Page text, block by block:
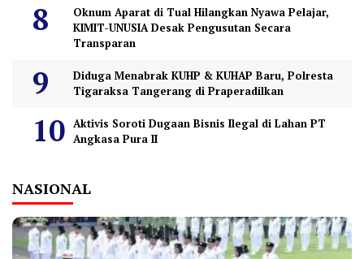
Oknum Aparat di Tual Hilangkan Nyawa Pelajar,
KIMIT-UNUSIA Desak Pengusutan Secara
Transparan
Diduga Menabrak KUHP & KUHAP Baru, Polresta
Tigaraksa Tangerang di Praperadilkan
Aktivis Soroti Dugaan Bisnis Ilegal di Lahan PT
Angkasa Pura II
NASIONAL